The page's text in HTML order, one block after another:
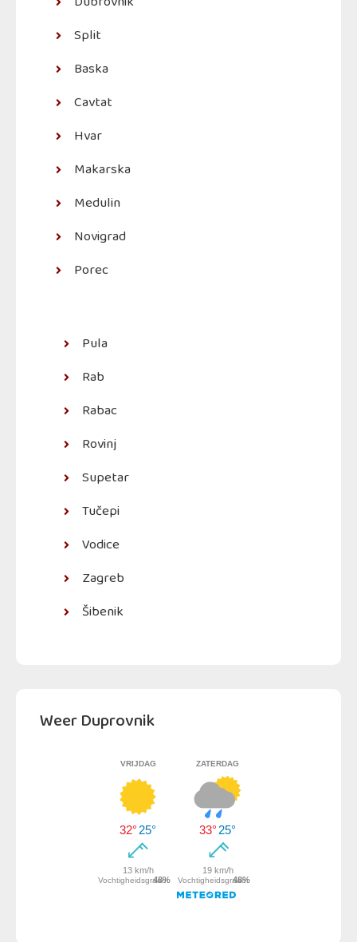
Split
Baska
Cavtat
Hvar
Makarska
Medulin
Novigrad
Porec
Pula
Rab
Rabac
Rovinj
Supetar
Tučepi
Vodice
Zagreb
Šibenik
Weer Duprovnik